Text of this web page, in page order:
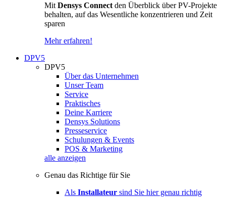
Mit Densys Connect den Überblick über PV-Projekte
behalten, auf das Wesentliche konzentrieren und Zeit
sparen
Mehr erfahren!
DPV5
DPV5
Über das Unternehmen
Unser Team
Service
Praktisches
Deine Karriere
Densys Solutions
Presseservice
Schulungen & Events
POS & Marketing
alle anzeigen
Genau das Richtige für Sie
Als Installateur sind Sie hier genau richtig